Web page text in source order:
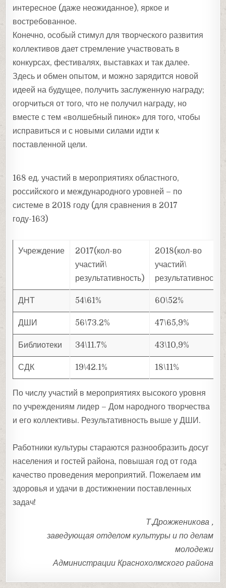
интересное (даже неожиданное), яркое и
востребованное.
Конечно, особый стимул для творческого развития
коллективов дает стремление участвовать в
конкурсах, фестивалях, выставках и так далее.
Здесь и обмен опытом, и можно зарядится новой
идеей на будущее, получить заслуженную награду;
огорчиться от того, что не получил награду, но
вместе с тем «волшебный пинок» для того, чтобы
исправиться и с новыми силами идти к
поставленной цели.
168 ед. участий в мероприятиях областного,
российского и международного уровней – по
системе в 2018 году (для сравнения в 2017
году-163)
Учреждение
2017(кол-во
участий\
результативность)
2018(кол-во
участий\
результативность)
ДНТ 54\61% 60\52%
ДШИ 56\73.2% 47\65,9%
Библиотеки 34\11.7% 43\10,9%
СДК 19\42.1% 18\11%
По числу участий в мероприятиях высокого уровня
по учреждениям лидер – Дом народного творчества
и его коллективы. Результативность выше у ДШИ.
Работники культуры стараются разнообразить досуг
населения и гостей района, повышая год от года
качество проведения мероприятий. Пожелаем им
здоровья и удачи в достижнении поставленных
задач!
Т.Дрожженикова ,
заведующая отделом культуры и по делам
молодежи
Администрации Краснохолмского района